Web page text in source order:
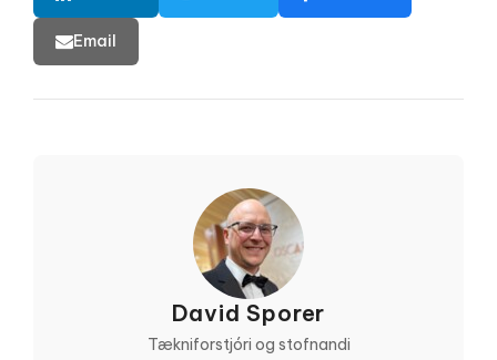
Email
David Sporer
Tækniforstjóri og stofnandi